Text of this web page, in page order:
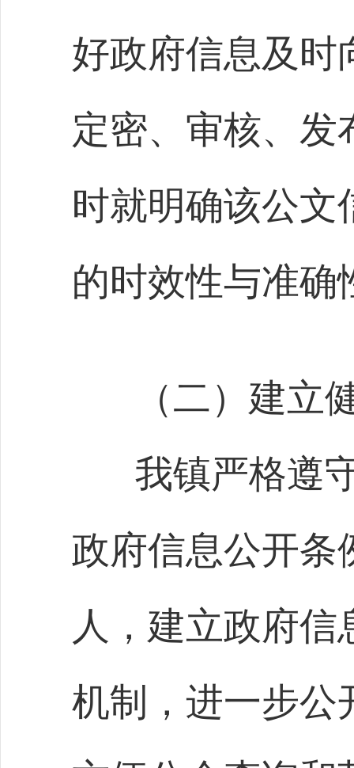
好政府信息及时
定密、审核、发
时就明确该公文
的时效性与准确
（二）建立
我镇严格遵
政府信息公开条
人，建立政府
机制，进一步公